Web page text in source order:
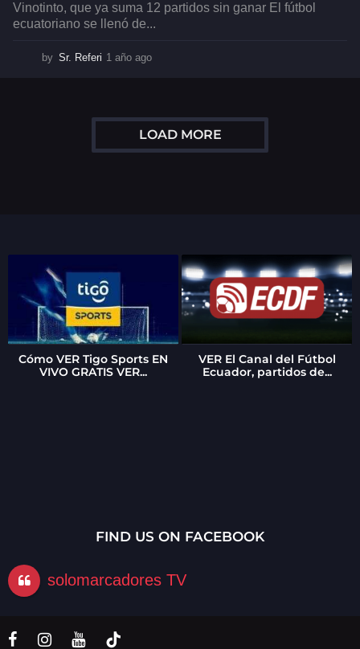
Vinotinto, que ya suma 12 partidos sin ganar El fútbol
ecuatoriano se llenó de...
by Sr. Referi 1 año ago
a
g
o
LOAD MORE
Cómo VER Tigo Sports EN
VIVO GRATIS VER...
VER El Canal del Fútbol
Ecuador, partidos de...
FIND US ON FACEBOOK
solomarcadores TV